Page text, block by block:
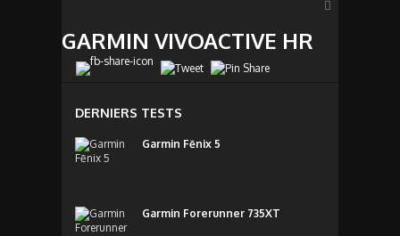
GARMIN VIVOACTIVE HR
DERNIERS TESTS
Garmin Fēnix 5
Garmin Forerunner 735XT